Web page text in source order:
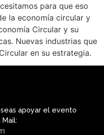
para que eso
la economía circular y
Circular y su
Nuevas industrias que
en su estrategia.
apoyar el evento